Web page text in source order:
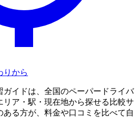
りから
ガイドは、全国のペーパードライバ
リア・駅・現在地から探せる比較サ
ある方が、料金や口コミを比べて自